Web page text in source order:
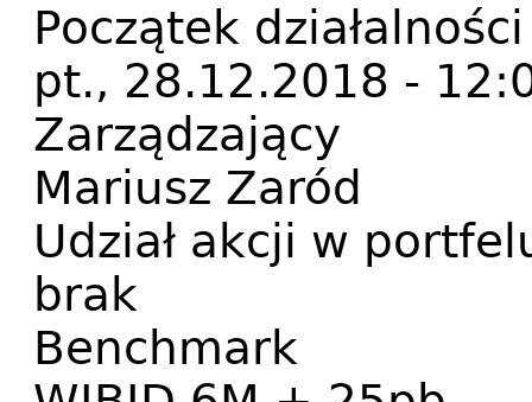
Początek działalności
pt., 28.12.2018 -
Zarządzający
Mariusz Zaród
Udział akcji w
brak
Benchmark